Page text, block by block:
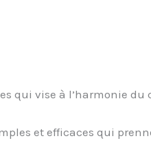
qui vise à l’harmonie du
et efficaces qui